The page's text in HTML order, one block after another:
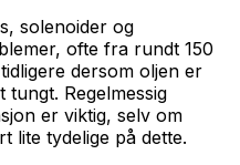
solenoider og
ofte fra rundt 150
dersom oljen er
Regelmessig
er viktig, selv om
lite tydelige på dette.